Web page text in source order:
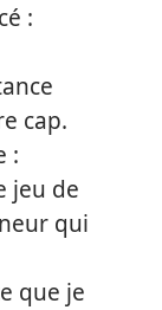
:
cap.
:
jeu de
qui
que je